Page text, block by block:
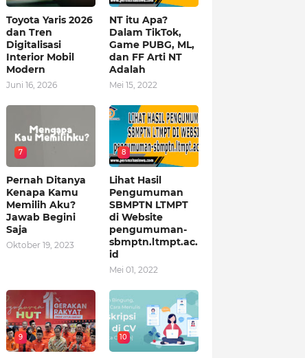
Toyota Yaris 2026
dan Tren
Digitalisasi
Interior Mobil
Modern
Juni 16, 2026
NT itu Apa?
Dalam TikTok,
Game PUBG, ML,
dan FF Arti NT
Adalah
Mei 15, 2022
7
Pernah Ditanya
Kenapa Kamu
Memilih Aku?
Jawab Begini
Saja
Oktober 19, 2023
8
Lihat Hasil
Pengumuman
SBMPTN LTMPT
di Website
pengumuman-
sbmptn.ltmpt.ac.
id
Mei 01, 2022
9 10